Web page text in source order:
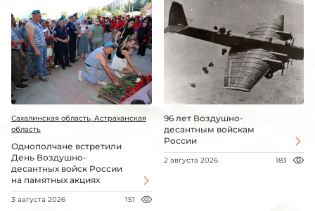
Сахалинская область, Астраханская
область
Однополчане встретили
День Воздушно-
десантных войск России
на памятных акциях
3 августа 2026 151
96 лет Воздушно-
десантным войскам
России
2 августа 2026 183